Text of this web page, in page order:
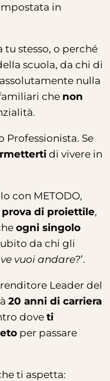
in
tu stesso, o perché
scuola, da chi di
nulla
che non
Professionista. Se
di vivere in
con METODO,
prova di proiettile,
ogni singolo
da chi gli
vuoi andare?’.
Leader del
20 anni di carriera
doveti
per passare
ti aspetta: